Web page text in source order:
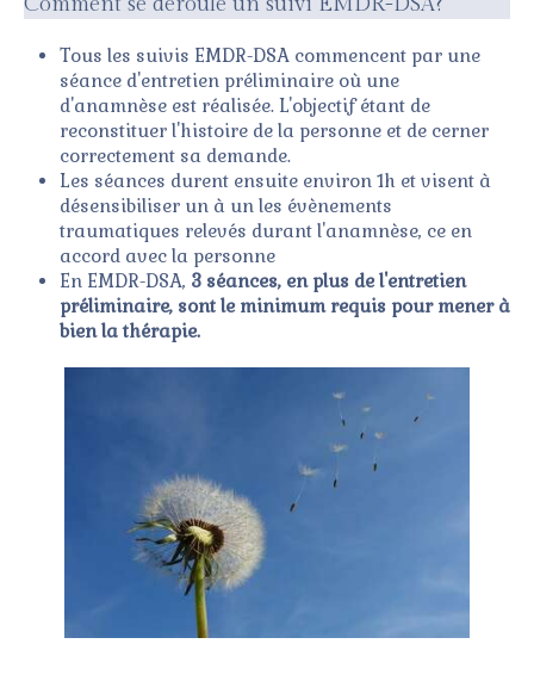
Tous les suivis EMDR-DSA commencent par une
séance d'entretien préliminaire où une
d'anamnèse est réalisée. L'objectif étant de
reconstituer l'histoire de la personne et de cerner
correctement sa demande.
Les séances durent ensuite environ 1h et visent à
désensibiliser un à un les évènements
traumatiques relevés durant l'anamnèse, ce en
accord avec la personne
En EMDR-DSA, 3 séances, en plus de l'entretien
préliminaire, sont le minimum requis pour mener à
bien la thérapie.